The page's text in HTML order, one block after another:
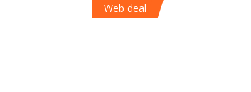
Web deal